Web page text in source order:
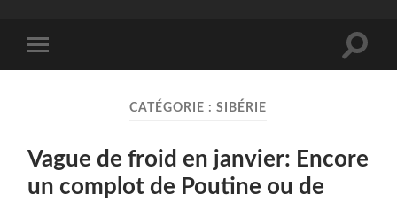
mobile
Toggle
CATÉGORIE :SIBÉRIE
Vague de froid en janvier: Encore
un complot de Poutine ou de